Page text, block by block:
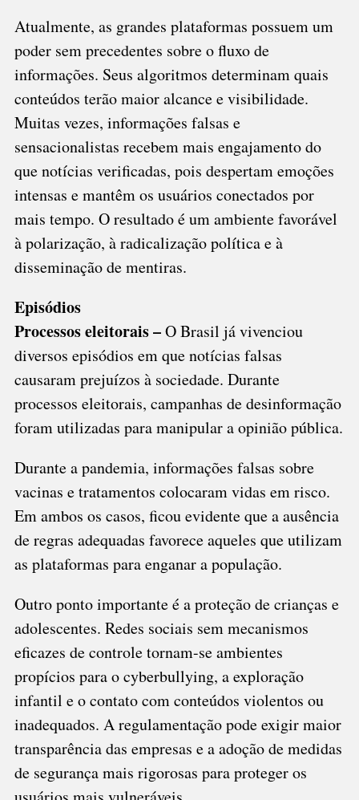
Atualmente, as grandes plataformas possuem um
poder sem precedentes sobre o fluxo de
informações. Seus algoritmos determinam quais
conteúdos terão maior alcance e visibilidade.
Muitas vezes, informações falsas e
sensacionalistas recebem mais engajamento do
que notícias verificadas, pois despertam emoções
intensas e mantêm os usuários conectados por
mais tempo. O resultado é um ambiente favorável
à polarização, à radicalização política e à
disseminação de mentiras.
Episódios
Processos eleitorais –O Brasil já vivenciou
diversos episódios em que notícias falsas
causaram prejuízos à sociedade. Durante
processos eleitorais, campanhas de desinformação
foram utilizadas para manipular a opinião pública.
Durante a pandemia, informações falsas sobre
vacinas e tratamentos colocaram vidas em risco.
Em ambos os casos, ficou evidente que a ausência
de regras adequadas favorece aqueles que utilizam
as plataformas para enganar a população.
Outro ponto importante é a proteção de crianças e
adolescentes. Redes sociais sem mecanismos
eficazes de controle tornam-se ambientes
propícios para o cyberbullying, a exploração
infantil e o contato com conteúdos violentos ou
inadequados. A regulamentação pode exigir maior
transparência das empresas e a adoção de medidas
de segurança mais rigorosas para proteger os